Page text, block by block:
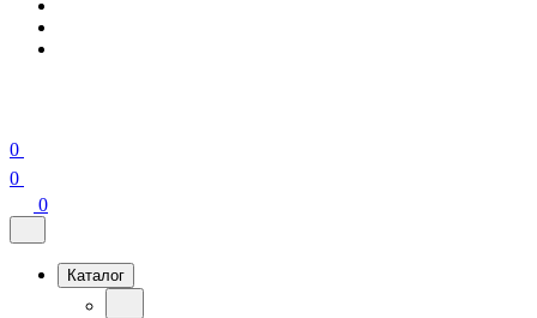
0
0
0
Каталог